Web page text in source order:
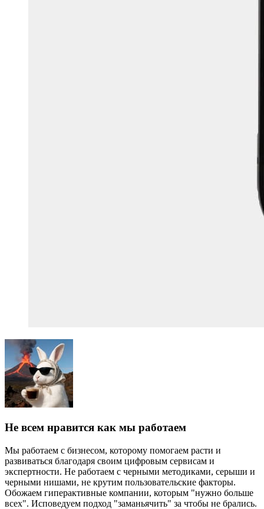
Не всем нравится как мы работаем
Мы работаем с бизнесом, которому помогаем расти и
развиваться благодаря своим цифровым сервисам и
экспертности. Не работаем с черными методиками, серыши и
черными нишами, не крутим пользовательские факторы.
Обожаем гиперактивные компании, которым "нужно больше
всех". Исповедуем подход "заманьячить" за чтобы не брались.